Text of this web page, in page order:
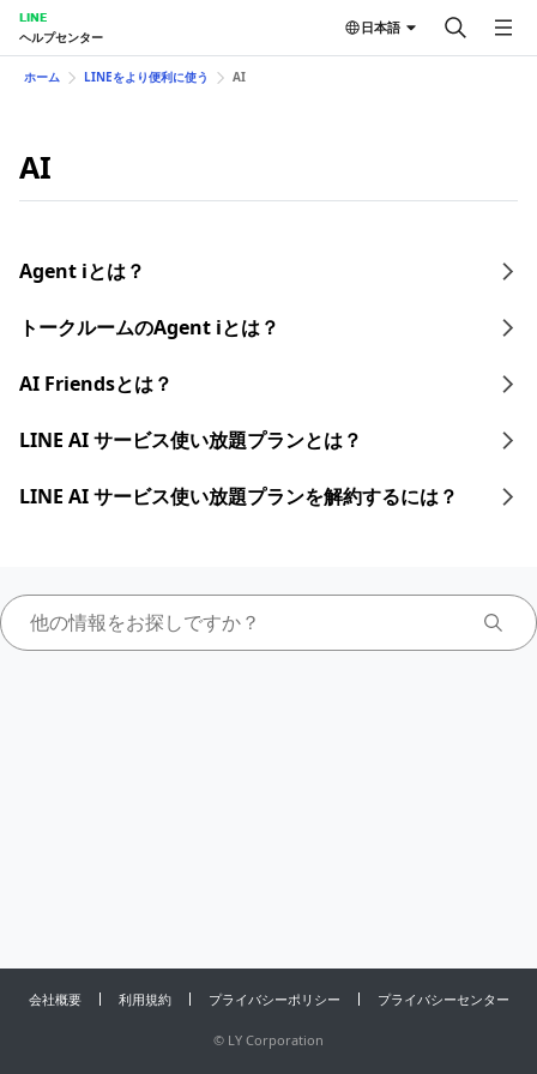
LINE
ヘルプセンター
日本語
ホーム LINEをより便利に使う AI
AI
Agent iとは？
トークルームのAgent iとは？
AI Friendsとは？
LINE AI サービス使い放題プランとは？​
LINE AI サービス使い放題プランを​解約するには？​
会社概要 利用規約 プライバシーポリシー プライバシーセンター
© LY Corporation